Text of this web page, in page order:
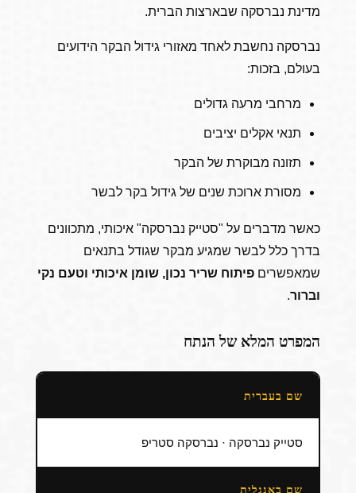
מדינת נברסקה שבארצות הברית.
נברסקה נחשבת לאחד מאזורי גידול הבקר הידועים
בעולם, בזכות:
מרחבי מרעה גדולים
תנאי אקלים יציבים
תזונה מבוקרת של הבקר
מסורת ארוכת שנים של גידול בקר לבשר
כאשר מדברים על "סטייק נברסקה" איכותי, מתכוונים
בדרך כלל לבשר שמגיע מבקר שגודל בתנאים
שמאפשרים פיתוח שריר נכון, שומן איכותי וטעם נקי
וברור
המפרט המלא של הנתח
שם בעברית
סטייק נברסקה · נברסקה סטריפ
שם באנגלית